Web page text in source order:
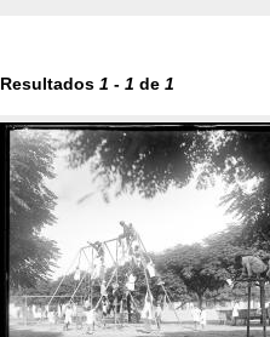
Resultados 1 - 1 de 1